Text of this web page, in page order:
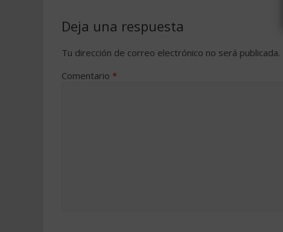
Deja una respuesta
Tu dirección de correo electrónico no será publicada.
Comentario *